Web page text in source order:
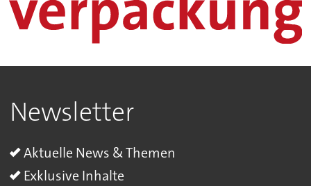
Newsletter
Aktuelle News & Themen
Exklusive Inhalte